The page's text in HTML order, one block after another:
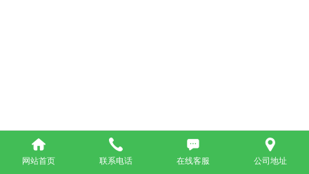
网站首页 联系电话 在线客服 公司地址